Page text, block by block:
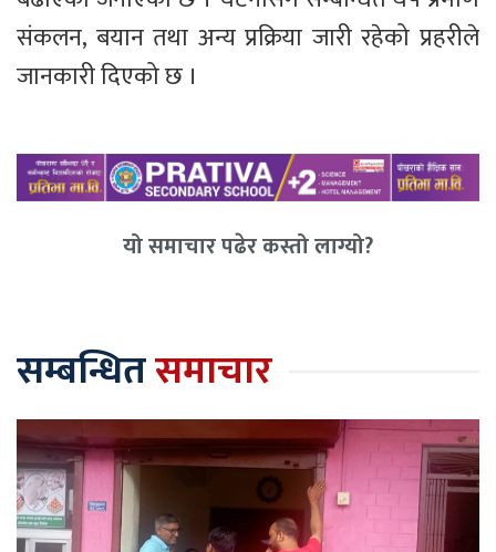
संकलन, बयान तथा अन्य प्रक्रिया जारी रहेको प्रहरीले
जानकारी दिएको छ ।
यो समाचार पढेर कस्तो लाग्यो?
सम्बन्धितसमाचार